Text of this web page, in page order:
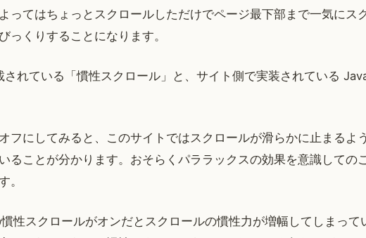
ってはちょっとスクロールしただけでページ最下部まで一気にス
っくりすることになります。
されている「慣性スクロール」と、サイト側で実装されている
フにしてみると、このサイトではスクロールが滑らかに止まるよ
ることが分かります。おそらくパララックスの効果を意識しての
。
性スクロールがオンだとスクロールの慣性力が増幅してしまって